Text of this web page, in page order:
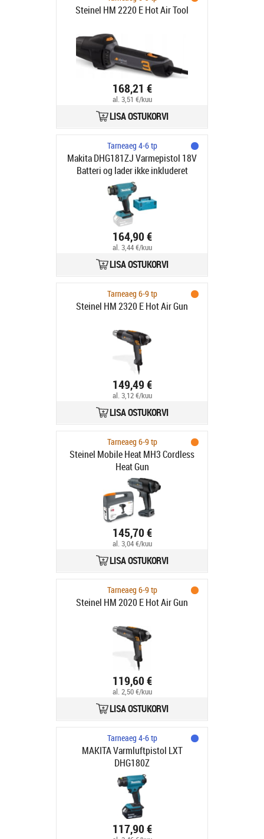
Steinel HM 2220 E Hot Air Tool
168,21 €
al. 3,51 €/kuu
LISA OSTUKORVI
Tarneaeg 4-6 tp
Makita DHG181ZJ Varmepistol 18V
Batteri og lader ikke inkluderet
164,90 €
al. 3,44 €/kuu
LISA OSTUKORVI
Tarneaeg 6-9 tp
Steinel HM 2320 E Hot Air Gun
149,49 €
al. 3,12 €/kuu
LISA OSTUKORVI
Tarneaeg 6-9 tp
Steinel Mobile Heat MH3 Cordless
Heat Gun
145,70 €
al. 3,04 €/kuu
LISA OSTUKORVI
Tarneaeg 6-9 tp
Steinel HM 2020 E Hot Air Gun
119,60 €
al. 2,50 €/kuu
LISA OSTUKORVI
Tarneaeg 4-6 tp
MAKITA Varmluftpistol LXT
DHG180Z
117,90 €